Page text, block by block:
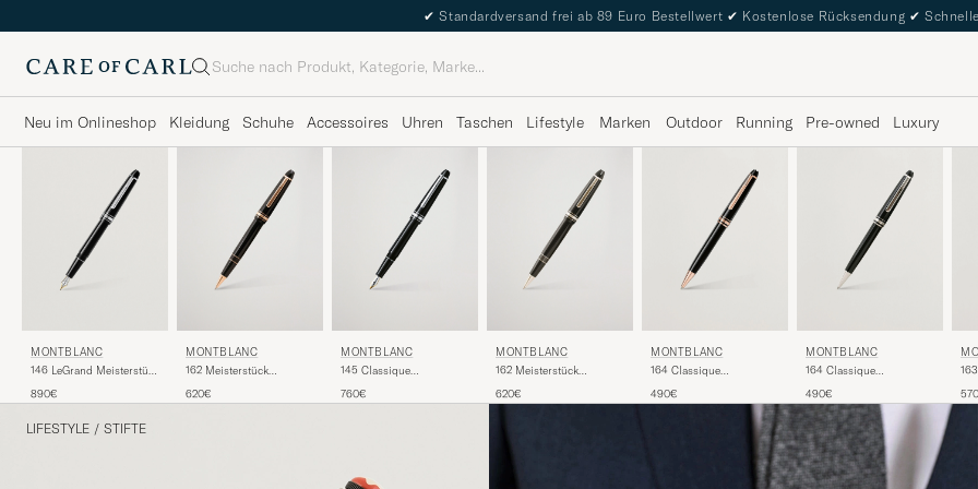
✔ Standardversand frei ab 89 Euro Bestellwert ✔ Kostenlose Rücksendung ✔
Suche
Neu im Onlineshop Kleidung Schuhe Accessoires Uhren Taschen Lifestyle Marken Outdoor Running Pre-owned Luxury
MONTBLANC
146 LeGrand Meisterstück
Line
890€
MONTBLANC
162 Meisterstück
Black/Red Gold
620€
MONTBLANC
145 Classique
Pen Platinum Line
760€
MONTBLANC
162 Meisterstück
Platinum Line
620€
MONTBLANC
164 Classique
Pen Red Gold
490€
MONTBLANC
164 Classique
Pen Platinum Line
490€
LIFESTYLE / STIFTE